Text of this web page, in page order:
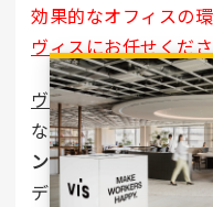
効果的なオフィスの
ヴィス にお任せくださ
ヴィスのデザイナー
なだけでなく「働き
ンをご提案します。
デザインは、業務効